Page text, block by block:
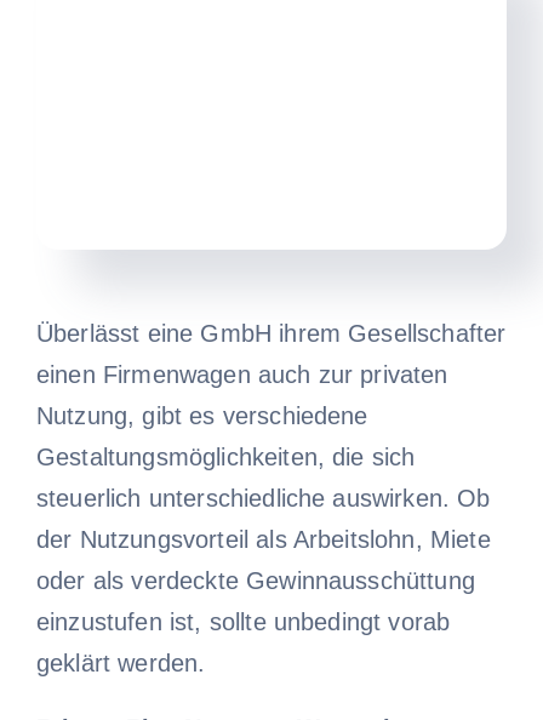
Überlässt eine GmbH ihrem Gesellschafter
einen Firmenwagen auch zur privaten
Nutzung, gibt es verschiedene
Gestaltungsmöglichkeiten, die sich
steuerlich unterschiedliche auswirken. Ob
der Nutzungsvorteil als Arbeitslohn, Miete
oder als verdeckte Gewinnausschüttung
einzustufen ist, sollte unbedingt vorab
geklärt werden.